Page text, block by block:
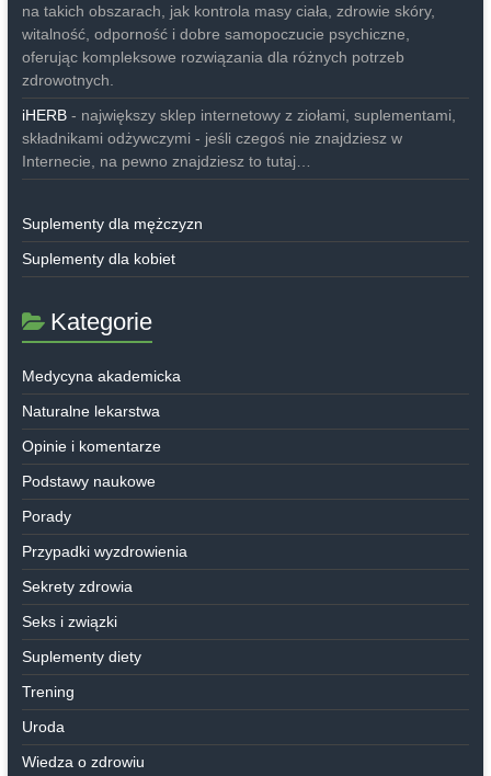
na takich obszarach, jak kontrola masy ciała, zdrowie skóry,
witalność, odporność i dobre samopoczucie psychiczne,
oferując kompleksowe rozwiązania dla różnych potrzeb
zdrowotnych.
iHERB- największy sklep internetowy z ziołami, suplementami,
składnikami odżywczymi - jeśli czegoś nie znajdziesz w
Internecie, na pewno znajdziesz to tutaj…
Suplementy dla mężczyzn
Suplementy dla kobiet
Kategorie
Medycyna akademicka
Naturalne lekarstwa
Opinie i komentarze
Podstawy naukowe
Porady
Przypadki wyzdrowienia
Sekrety zdrowia
Seks i związki
Suplementy diety
Trening
Uroda
Wiedza o zdrowiu